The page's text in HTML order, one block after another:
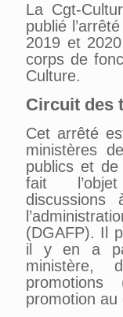
La Cgt-
publié
2019 et
corps de
Culture.
Circuit des
Cet arrêté
ministères
publics et de
fait l’objet
(DGAFP). Il
il y en a
promotions
promotion au